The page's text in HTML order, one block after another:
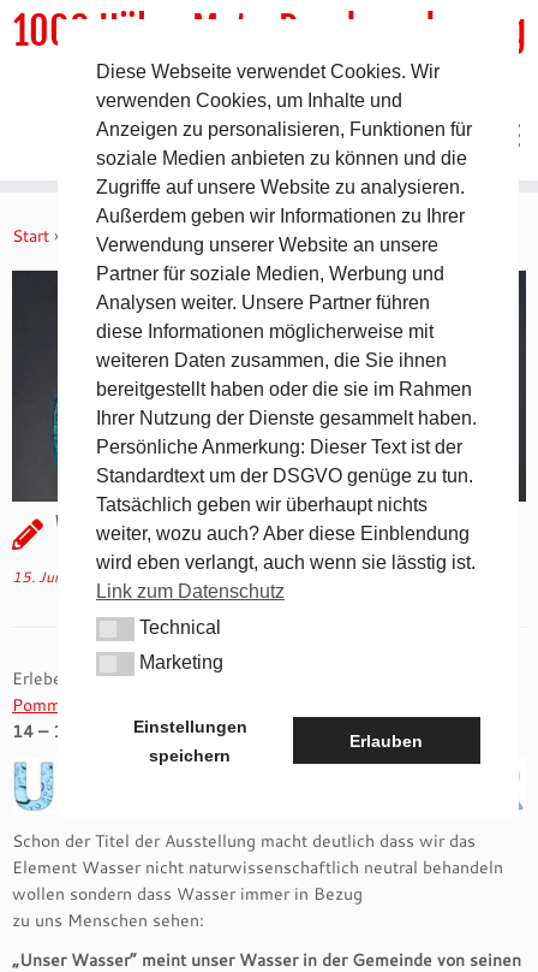
Inhalt
1000 HöhenMeterRundwanderweg
DER Rundwanderweg um Pommelsbrunn
Start » Aktuelles » Wasser – Sonderausstellung
Wasser – Sonderausstellung
15. Juni 2018 (aktualisiert am
Erleben Sie „Unser Wasser“ im
Pommelsbrunn
14 – 17 Uhr
Schon der Titel der Ausstellung macht deutlich dass wir das
Element Wasser nicht naturwissenschaftlich neutral behandeln
wollen sondern dass Wasser immer in Bezug
zu uns Menschen sehen:
„Unser Wasser“ meint unser Wasser in der Gemeinde von seinen
Diese Webseite verwendet Cookies. Wir
verwenden Cookies, um Inhalte und
Anzeigen zu personalisieren, Funktionen für
soziale Medien anbieten zu können und die
Zugriffe auf unsere Website zu analysieren.
Außerdem geben wir Informationen zu Ihrer
Verwendung unserer Website an unsere
Partner für soziale Medien, Werbung und
Analysen weiter. Unsere Partner führen
diese Informationen möglicherweise mit
weiteren Daten zusammen, die Sie ihnen
bereitgestellt haben oder die sie im Rahmen
Ihrer Nutzung der Dienste gesammelt haben.
Persönliche Anmerkung: Dieser Text ist der
Standardtext um der DSGVO genüge zu tun.
Tatsächlich geben wir überhaupt nichts
weiter, wozu auch? Aber diese Einblendung
wird eben verlangt, auch wenn sie lässtig ist.
Link zum Datenschutz
TechnicalTechnical
MarketingMarketing
Einstellungen
speichern
Erlauben